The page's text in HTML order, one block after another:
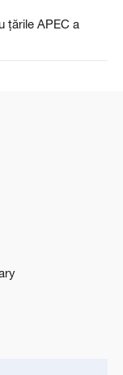
țările APEC a